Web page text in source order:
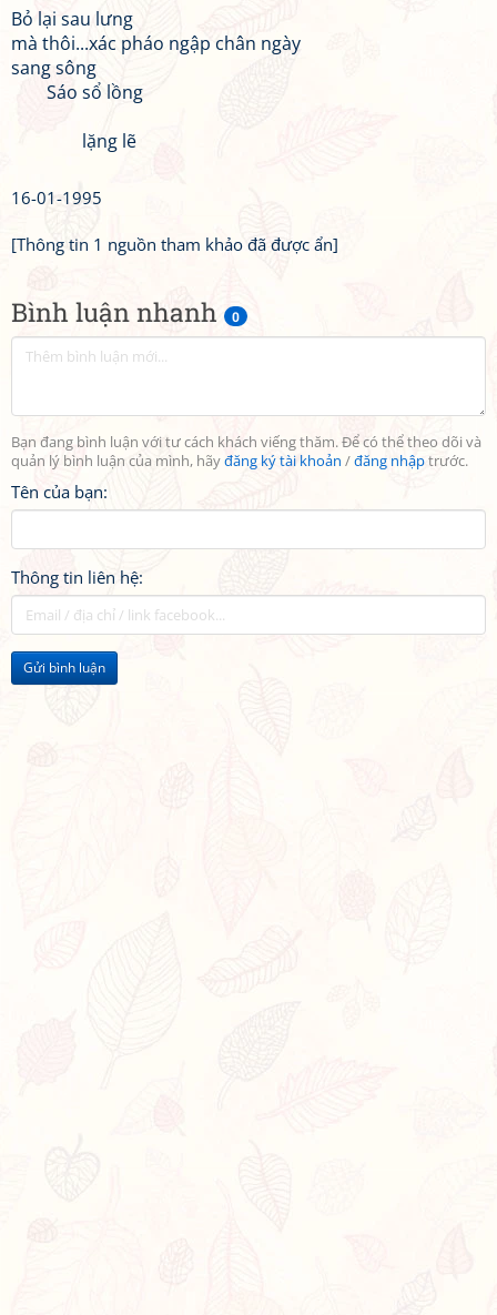
Bình luận nhanh 0
Bạn đang bình luận với tư cách khách viếng thăm. Để có thể theo dõi và
quản lý bình luận của mình, hãyđăng ký tài khoản /đăng nhậptrước.
Tên của bạn:
Thông tin liên hệ:
Gửi bình luận
Bỏ lại sau lưng
mà thôi...xác pháo ngập chân ngày
sang sông
Sáo sổ lồng
lặng lẽ
16-01-1995
[Thông tin 1 nguồn tham khảo đã được ẩn]